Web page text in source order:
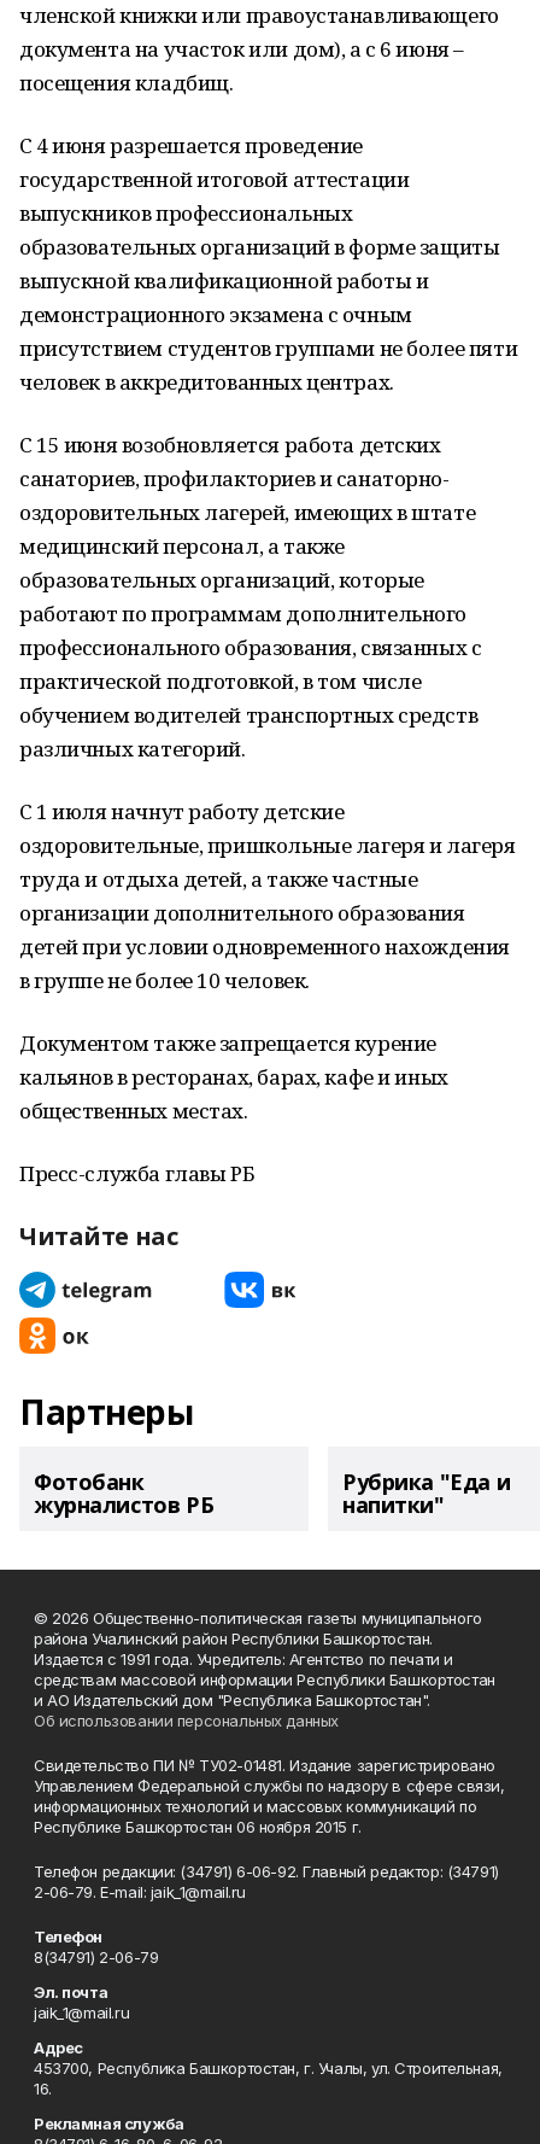
членской книжки или правоустанавливающего
документа на участок или дом), а с 6 июня –
посещения кладбищ.
С 4 июня разрешается проведение
государственной итоговой аттестации
выпускников профессиональных
образовательных организаций в форме защиты
выпускной квалификационной работы и
демонстрационного экзамена с очным
присутствием студентов группами не более пяти
человек в аккредитованных центрах.
С 15 июня возобновляется работа детских
санаториев, профилакториев и санаторно-
оздоровительных лагерей, имеющих в штате
медицинский персонал, а также
образовательных организаций, которые
работают по программам дополнительного
профессионального образования, связанных с
практической подготовкой, в том числе
обучением водителей транспортных средств
различных категорий.
С 1 июля начнут работу детские
оздоровительные, пришкольные лагеря и лагеря
труда и отдыха детей, а также частные
организации дополнительного образования
детей при условии одновременного нахождения
в группе не более 10 человек.
Документом также запрещается курение
кальянов в ресторанах, барах, кафе и иных
общественных местах.
Пресс-служба главы РБ
Читайте нас
Партнеры
Фотобанк
журналистов РБ
Рубрика "Еда и
напитки"
© 2026 Общественно-политическая газеты муниципального
района Учалинский район Республики Башкортостан.
Издается с 1991 года. Учредитель: Агентство по печати и
средствам массовой информации Республики Башкортостан
и АО Издательский дом "Республика Башкортостан".
Об использовании персональных данных
Свидетельство ПИ № ТУ02-01481. Издание зарегистрировано
Управлением Федеральной службы по надзору в сфере связи,
информационных технологий и массовых коммуникаций по
Республике Башкортостан 06 ноября 2015 г.
Телефон редакции: (34791) 6-06-92. Главный редактор: (34791)
2-06-79. Е-mаil: jaik_1@mail.ru
Телефон
8(34791) 2-06-79
Эл. почта
jaik_1@mail.ru
Адрес
453700, Республика Башкортостан, г. Учалы, ул. Строительная,
16.
Рекламная служба